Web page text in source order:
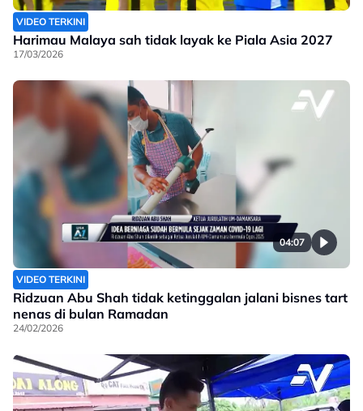
VIDEO TERKINI
Harimau Malaya sah tidak layak ke Piala Asia 2027
17/03/2026
04:07
VIDEO TERKINI
Ridzuan Abu Shah tidak ketinggalan jalani bisnes tart
nenas di bulan Ramadan
24/02/2026